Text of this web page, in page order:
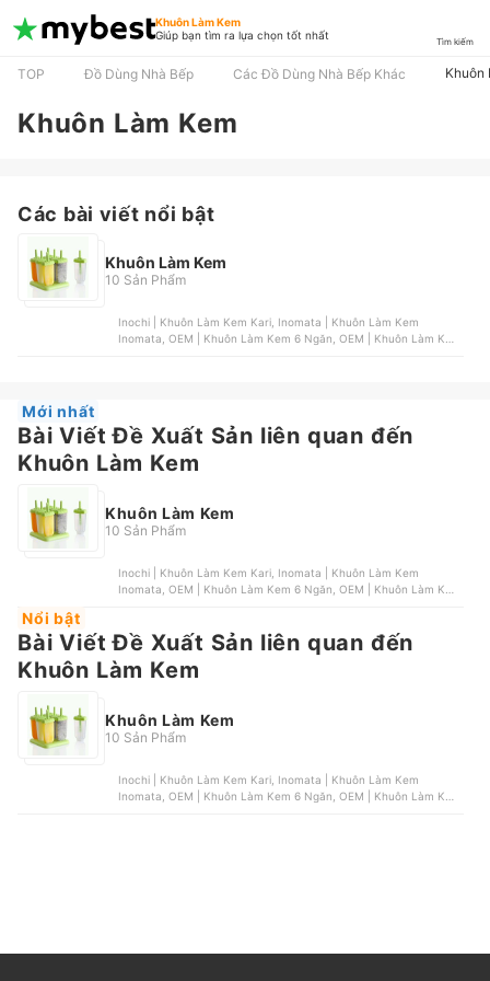
Khuôn Làm Kem
Giúp bạn tìm ra lựa chọn tốt nhất
Tìm kiếm
TOP Đồ Dùng Nhà Bếp Các Đồ Dùng Nhà Bếp Khác Khuôn
Khuôn Làm Kem
Các bài viết nổi bật
Khuôn Làm Kem
10 Sản Phẩm
Inochi | Khuôn Làm Kem Kari, Inomata | Khuôn Làm Kem
Inomata, OEM | Khuôn Làm Kem 6 Ngăn, OEM | Khuôn Làm Kem
Mới nhất
Bài Viết Đề Xuất Sản liên quan đến
Khuôn Làm Kem
Khuôn Làm Kem
10 Sản Phẩm
Inochi | Khuôn Làm Kem Kari, Inomata | Khuôn Làm Kem
Inomata, OEM | Khuôn Làm Kem 6 Ngăn, OEM | Khuôn Làm Kem
Nổi bật
Bài Viết Đề Xuất Sản liên quan đến
Khuôn Làm Kem
Khuôn Làm Kem
10 Sản Phẩm
Inochi | Khuôn Làm Kem Kari, Inomata | Khuôn Làm Kem
Inomata, OEM | Khuôn Làm Kem 6 Ngăn, OEM | Khuôn Làm Kem